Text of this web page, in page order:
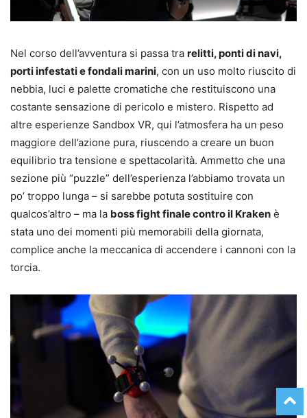
Nel corso dell’avventura si passa tra relitti, ponti di navi,
porti infestati e fondali marini, con un uso molto riuscito di
nebbia, luci e palette cromatiche che restituiscono una
costante sensazione di pericolo e mistero. Rispetto ad
altre esperienze Sandbox VR, qui l’atmosfera ha un peso
maggiore dell’azione pura, riuscendo a creare un buon
equilibrio tra tensione e spettacolarità. Ammetto che una
sezione più “puzzle” dell’esperienza l’abbiamo trovata un
po’ troppo lunga – si sarebbe potuta sostituire con
qualcos’altro – ma la boss fight finale contro il Kraken è
stata uno dei momenti più memorabili della giornata,
complice anche la meccanica di accendere i cannoni con la
torcia.